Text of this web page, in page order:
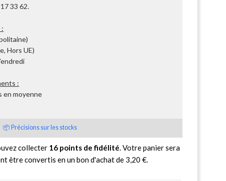
33 62.
Hors UE)
:
en moyenne
📦 Précisions sur les stocks
collecter 16 points de fidélité . Votre panier sera
être convertis en un bon d'achat de 3,20 €